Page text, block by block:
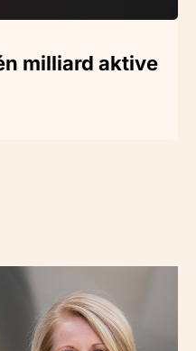
milliard aktive